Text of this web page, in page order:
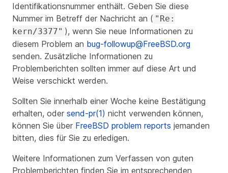
Identifikationsnummer enthält. Geben Sie diese
Nummer im Betreff der Nachricht an ( "Re:
kern/3377" ), wenn Sie neue Informationen zu
diesem Problem an bug-followup@FreeBSD.org
senden. Zusätzliche Informationen zu
Problemberichten sollten immer auf diese Art und
Weise verschickt werden.
Sollten Sie innerhalb einer Woche keine Bestätigung
erhalten, oder send-pr(1) nicht verwenden können,
können Sie über FreeBSD problem reports jemanden
bitten, dies für Sie zu erledigen.
Weitere Informationen zum Verfassen von guten
Problemberichten finden Sie im entsprechenden